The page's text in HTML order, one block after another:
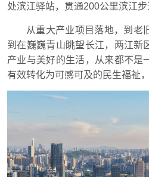
处滨江驿站，贯通200公里滨江步
从重大产业项目落地，到老
到在巍巍青山眺望长江，两江新
产业与美好的生活，从来都不是
有效转化为可感可及的民生福祉